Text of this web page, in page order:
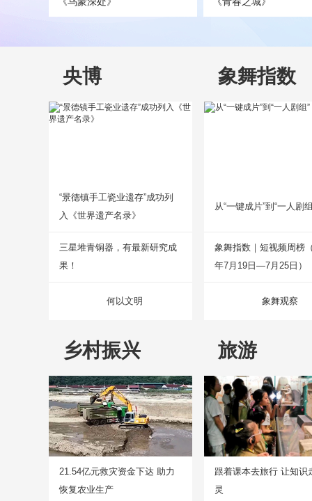
央博
“景德镇手工瓷业遗存”成功列
入《世界遗产名录》
三星堆青铜器，有最新研究成
果！
何以文明
象舞指数
从“一键成片”到“一人剧
象舞指数｜短视频周榜
年7月19日—7月25日）
象舞观察
乡村振兴
21.54亿元救灾资金下达 助力
恢复农业生产
旅游
跟着课本去旅行 让知识
灵